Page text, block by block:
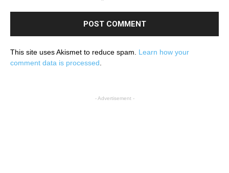
This site uses Akismet to reduce spam. Learn how your
comment data is processed
- Advertisement -